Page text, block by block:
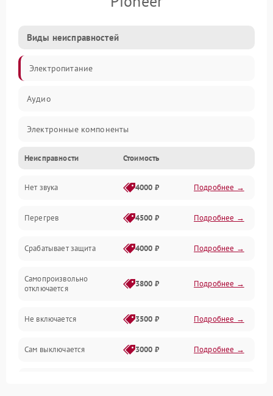
Виды неисправностей
Электропитание
Аудио
Электронные компоненты
Управление
Корпус/Герметичность
Неисправности Стоимость
Нет звука 4000 ₽ Подробнее →
Перегрев 4500 ₽ Подробнее →
Срабатывает защита 4000 ₽ Подробнее →
Самопроизвольно
отключается
3800 ₽ Подробнее →
Не включается 3500 ₽ Подробнее →
Сам выключается 3000 ₽ Подробнее →